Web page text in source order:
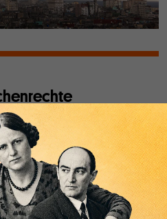
Pablo Bohoslavsky
Deal finanzieren und Covid-
von